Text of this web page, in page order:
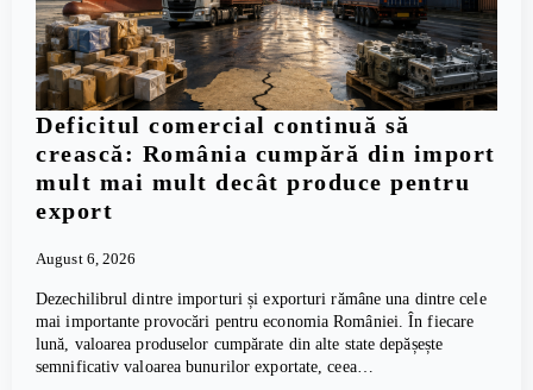
Deficitul comercial continuă să
crească: România cumpără din import
mult mai mult decât produce pentru
export
August 6, 2026
Dezechilibrul dintre importuri și exporturi rămâne una dintre cele
mai importante provocări pentru economia României. În fiecare
lună, valoarea produselor cumpărate din alte state depășește
semnificativ valoarea bunurilor exportate, ceea…